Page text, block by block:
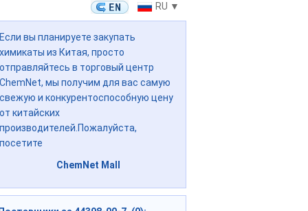
RU ▼
Если вы планируете закупать
химикаты из Китая, просто
отправляйтесь в торговый центр
ChemNet, мы получим для вас самую
свежую и конкурентоспособную цену
от китайских
производителей.Пожалуйста,
посетите
ChemNet Mall